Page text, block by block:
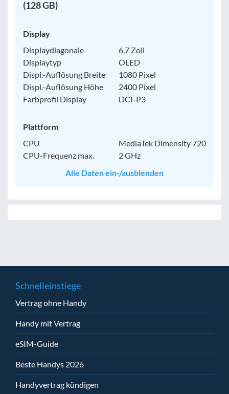
(128 GB)
Display
Displaydiagonale
6,7 Zoll
Displaytyp
OLED
Displ.-Auflösung Breite
1080 Pixel
Displ.-Auflösung Höhe
2400 Pixel
Farbprofil Display
DCI-P3
Plattform
CPU
MediaTek Dimensity 720
CPU-Frequenz max.
2 GHz
Alle Daten ein-/ausblenden
Schnelleinstiege
Vertrag ohne Handy
Handy mit Vertrag
eSIM-Guide
Beste Handys 2026
Handyvertrag kündigen